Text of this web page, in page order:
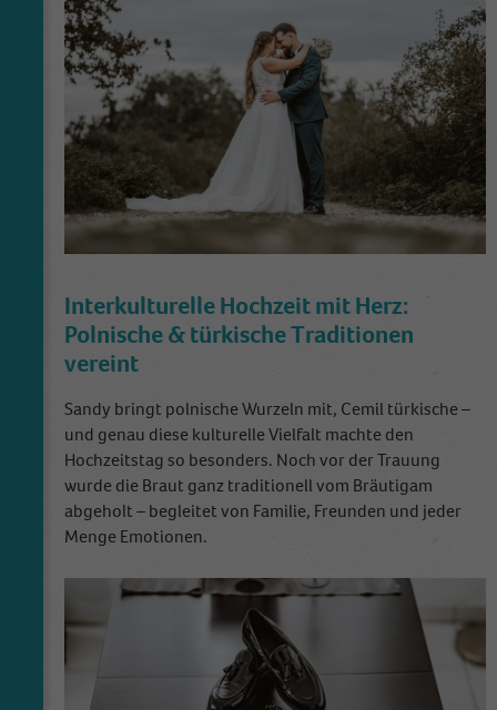
Interkulturelle Hochzeit mit Herz:
Polnische & türkische Traditionen
vereint
Sandy bringt polnische Wurzeln mit, Cemil türkische –
und genau diese kulturelle Vielfalt machte den
Hochzeitstag so besonders. Noch vor der Trauung
wurde die Braut ganz traditionell vom Bräutigam
abgeholt – begleitet von Familie, Freunden und jeder
Menge Emotionen.